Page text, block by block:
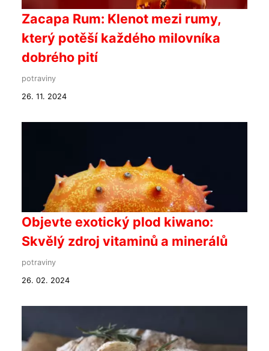
Zacapa Rum: Klenot mezi rumy,
který potěší každého milovníka
dobrého pití
potraviny
26. 11. 2024
Objevte exotický plod kiwano:
Skvělý zdroj vitaminů a minerálů
potraviny
26. 02. 2024